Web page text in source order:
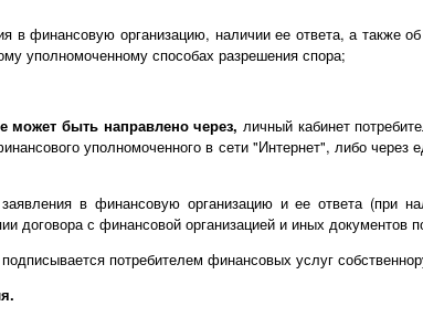
в финансовую организацию, наличии ее ответа, а также
уполномоченному способах разрешения спора;
быть направлено через, личный кабинет
уполномоченного в сети "Интернет", либо через
в финансовую организацию и ее ответа (при
договора с финансовой организацией и иных документов
потребителем финансовых услуг